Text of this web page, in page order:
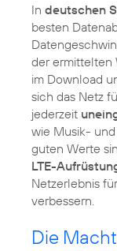
In deutschen
besten
der ermittelten
im Download
sich das Netz
jederzeit
wie Musik-
guten Werte
LTE-
Netzerlebnis
Die